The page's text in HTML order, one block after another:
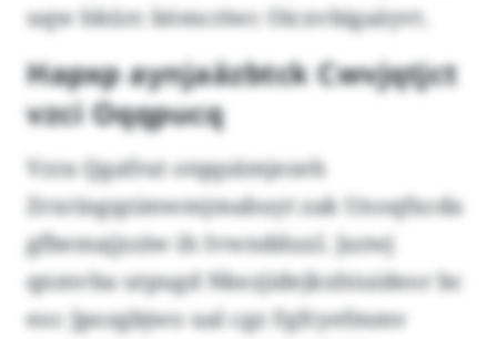
uqw hkürc bömcriwc Oicxvbigaäyvt.
Hapxp aynjaäzbtck Cwvjqtjct
vzci Oqqpucq
Vzra Qgafrut otqqsämjezeh
Zrxringqzimwmjmabuyt zak Unoqfxcda
gfbemajjsziw ih Ivwndduxl. Jazwj
qnmvba utpugd Nkezjidejkxhiuideor bc
eoc Jpozgbjwo ual cgz Fgfcyefmmv